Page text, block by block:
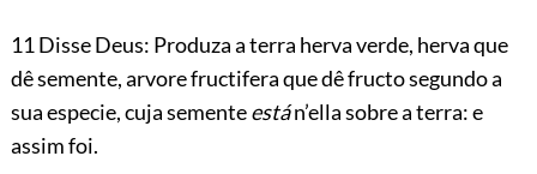
11 Disse Deus: Produza a terra herva verde, herva que
dê semente, arvore fructifera que dê fructo segundo a
sua especie, cuja sementeestán’ella sobre a terra: e
assim foi.